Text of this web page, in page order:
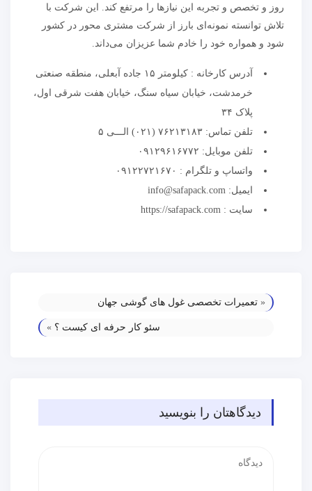
روز و تخصص و تجربه این نیاز‌ها را مرتفع کند. این شرکت با
تلاش توانسته نمونه‌ای بارز از شرکت مشتری محور در کشور
شود و همواره خود را خادم شما عزیزان می‌داند.
آدرس کارخانه : کیلومتر ۱۵ جاده آبعلی، منطقه صنعتی
خرمدشت، خیابان سیاه سنگ، خیابان هفت شرقی اول،
پلاک ۳۴
تلفن تماس: ۷۶۲۱۳۱۸۳ (۰۲۱) الـــی ۵
تلفن موبایل: ۰۹۱۲۹۶۱۶۷۷۲
واتساپ و تلگرام : ۰۹۱۲۲۷۲۱۶۷۰
ایمیل: info@safapack.com
سایت : https://safapack.com
« تعمیرات تخصصی غول های گوشی جهان
سئو کار حرفه ای کیست ؟ »
دیدگاهتان را بنویسید